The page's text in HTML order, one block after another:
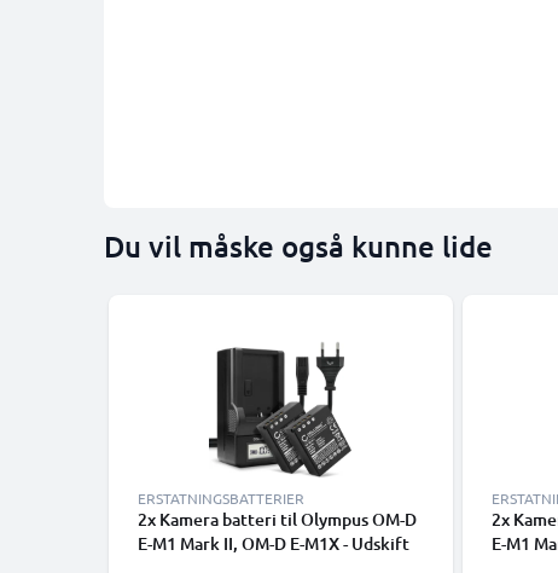
Du vil måske også kunne lide
ERSTATNINGSBATTERIER
2x Kamera batteri til Olympus OM-D
E-M1 Mark II, OM-D E-M1X - Udskift
2x
E-M1